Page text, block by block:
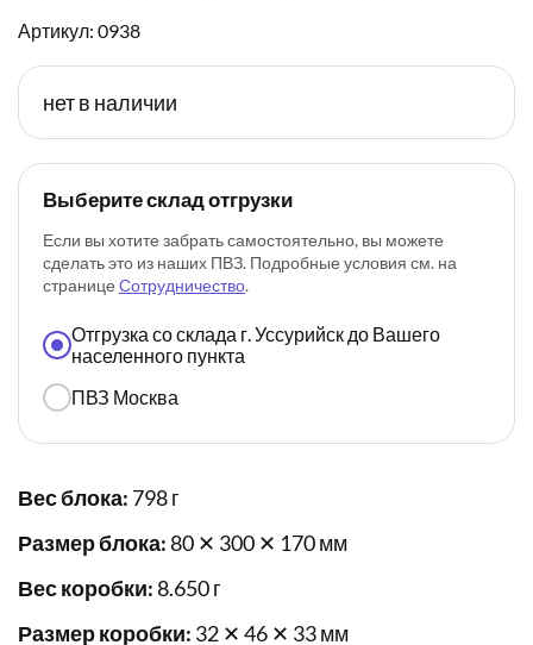
Артикул: 0938
нет в наличии
Выберите склад отгрузки
Если вы хотите забрать самостоятельно, вы можете
сделать это из наших ПВЗ. Подробные условия см. на
странице Сотрудничество.
Отгрузка со склада г. Уссурийск до Вашего
населенного пункта
ПВЗ Москва
Вес блока: 798 г
Размер блока:80 ✕ 300 ✕ 170 мм
Вес коробки:8.650 г
Размер коробки: 32 ✕ 46 ✕ 33 мм